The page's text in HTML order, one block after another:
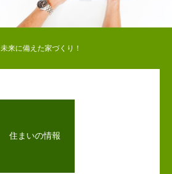
未来に備えた家づくり！
住まいの情報